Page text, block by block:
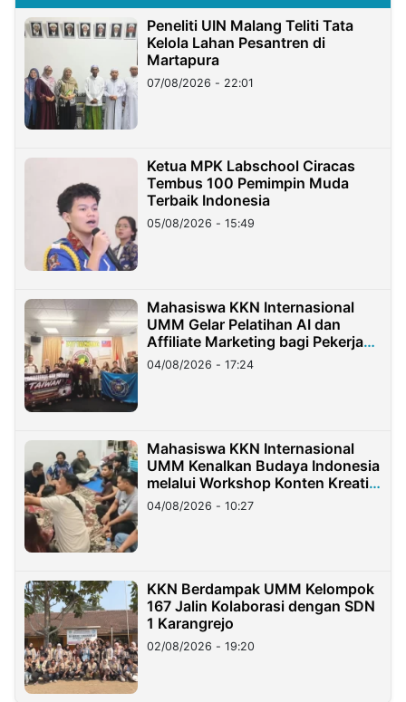
Peneliti UIN Malang Teliti Tata
Kelola Lahan Pesantren di
Martapura
07/08/2026 - 22:01
Ketua MPK Labschool Ciracas
Tembus 100 Pemimpin Muda
Terbaik Indonesia
05/08/2026 - 15:49
Mahasiswa KKN Internasional
UMM Gelar Pelatihan AI dan
Affiliate Marketing bagi Pekerja
Migran Indonesia di Taiwan
04/08/2026 - 17:24
Mahasiswa KKN Internasional
UMM Kenalkan Budaya Indonesia
melalui Workshop Konten Kreatif
di Taiwan
04/08/2026 - 10:27
KKN Berdampak UMM Kelompok
167 Jalin Kolaborasi dengan SDN
1 Karangrejo
02/08/2026 - 19:20